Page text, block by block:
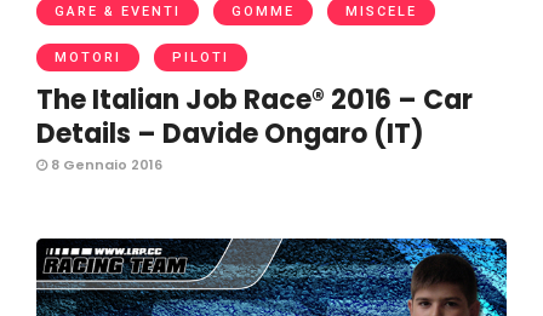
GARE & EVENTI GOMME MISCELE
MOTORI PILOTI
The Italian Job Race® 2016 – Car
Details – Davide Ongaro (IT)
8 Gennaio 2016